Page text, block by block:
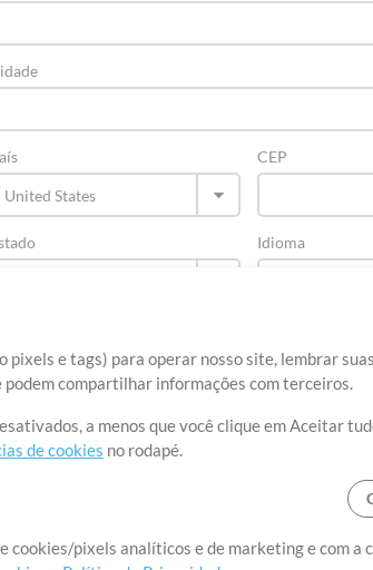
e tags) para operar nosso site, lembrar
compartilhar informações com terceiros.
a menos que você clique em Aceitar
de cookies no rodapé.
cookies/pixels analíticos e de marketing e com
CEP
Idioma
Termos de Uso Política de Privacidade